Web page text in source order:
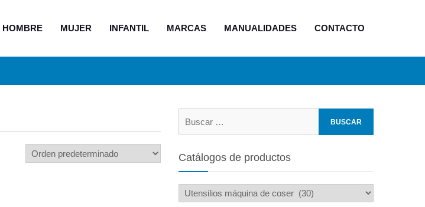
HOMBRE MUJER INFANTIL MARCAS MANUALIDADES CONTACTO
Catálogos de productos